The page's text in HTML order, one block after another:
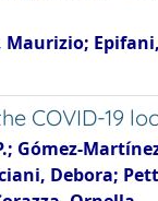
Maurizio;
COVID-19
Gómez-
Debora;